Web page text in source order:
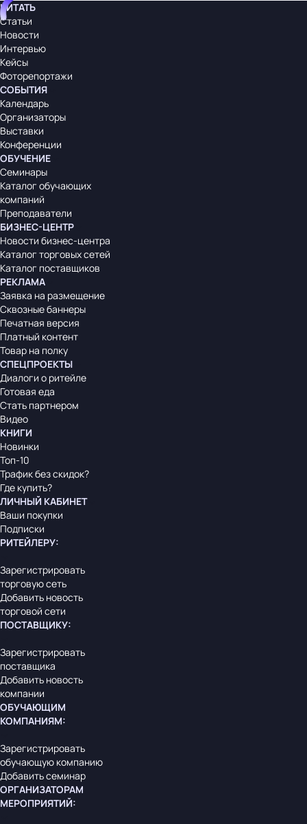
ЧИТАТЬ
Статьи
Новости
Интервью
Кейсы
Фоторепортажи
СОБЫТИЯ
Календарь
Организаторы
Выставки
Конференции
ОБУЧЕНИЕ
Семинары
Каталог обучающих
компаний
Преподаватели
БИЗНЕС-ЦЕНТР
Новости бизнес-центра
Каталог торговых сетей
Каталог поставщиков
РЕКЛАМА
Заявка на размещение
Сквозные баннеры
Печатная версия
Платный контент
Товар на полку
СПЕЦПРОЕКТЫ
Диалоги о ритейле
Готовая еда
Стать партнером
Видео
КНИГИ
Новинки
Топ-10
Трафик без скидок?
Где купить?
ЛИЧНЫЙ КАБИНЕТ
Ваши покупки
Подписки
РИТЕЙЛЕРУ:
Зарегистрировать
торговую сеть
Добавить новость
торговой сети
ПОСТАВЩИКУ:
Зарегистрировать
поставщика
Добавить новость
компании
ОБУЧАЮЩИМ
КОМПАНИЯМ:
Зарегистрировать
обучающую компанию
Добавить семинар
ОРГАНИЗАТОРАМ
МЕРОПРИЯТИЙ: